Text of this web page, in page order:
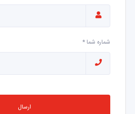
شماره شما *
ارسال